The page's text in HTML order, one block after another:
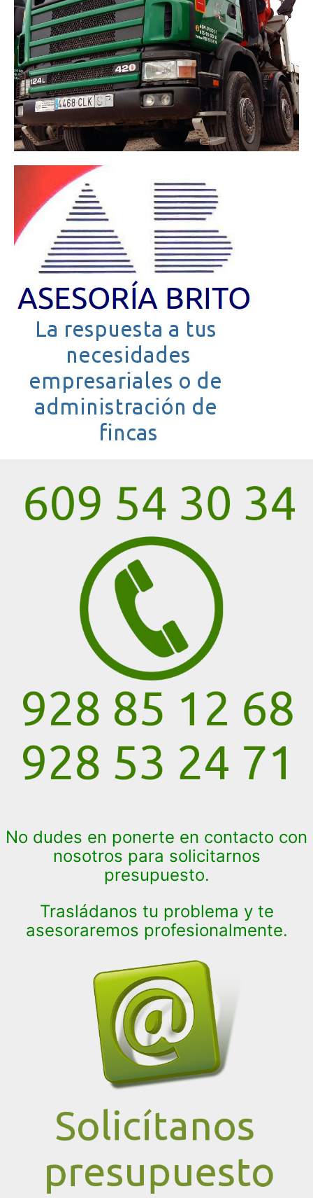
No dudes en ponerte en contacto con
nosotros para solicitarnos
presupuesto.
Trasládanos tu problema y te
asesoraremos profesionalmente.